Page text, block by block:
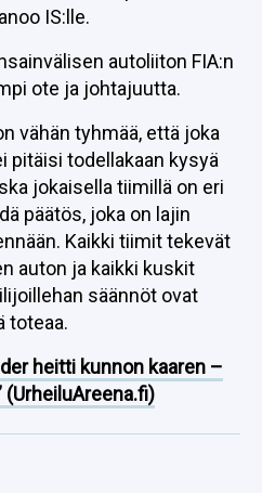
IS:lle.
autoliiton FIA:n
ote ja johtajuutta.
vähän tyhmää, että joka
pitäisi todellakaan kysyä
jokaisella tiimillä on eri
päätös, joka on lajin
Kaikki tiimit tekevät
auton ja kaikki kuskit
säännöt ovat
toteaa.
heitti kunnon kaaren –
(UrheiluAreena.fi)